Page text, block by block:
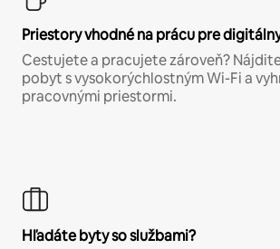
Priestory vhodné na prácu pre
Cestujete a pracujete zároveň?
pobyt s vysokorýchlostným Wi-Fi a
pracovnými priestormi.
Hľadáte byty so službami?